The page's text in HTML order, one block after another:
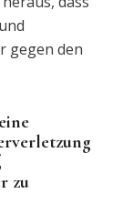
gegen den
zu